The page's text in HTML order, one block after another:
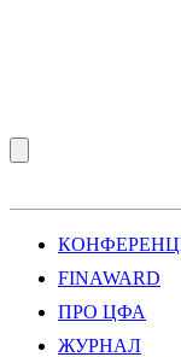
FINAWARD
ПРО ЦФА
ЖУРНАЛ